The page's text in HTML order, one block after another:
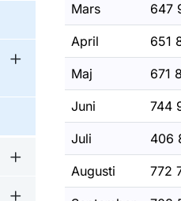
Undermeny för
Undermeny för Statistik
Mars 647
April 651
Maj 671
Juni 744
Juli 406
Augusti 772